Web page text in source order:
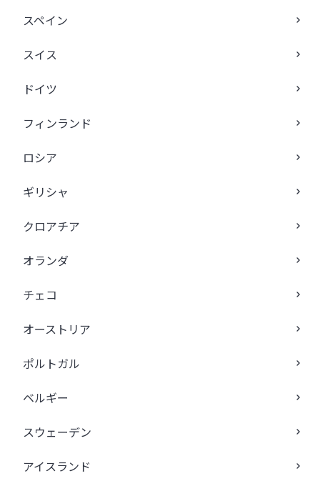
スペイン
スイス
ドイツ
フィンランド
ロシア
ギリシャ
クロアチア
オランダ
チェコ
オーストリア
ポルトガル
ベルギー
スウェーデン
アイスランド